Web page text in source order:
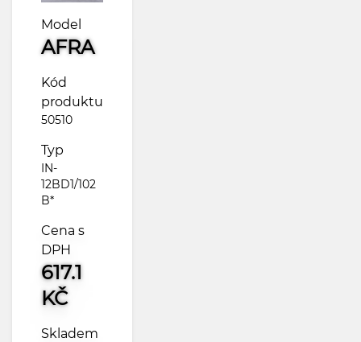
Model
AFRA
Kód
produktu
50510
Typ
IN-
12BD1/102
B*
Cena s
DPH
617.1
KČ
Skladem